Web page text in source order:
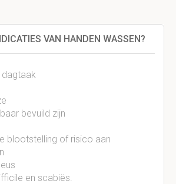
VAN HANDEN WASSEN?
dagtaak
bevuild zijn
blootstelling of risico aan
en scabiës.